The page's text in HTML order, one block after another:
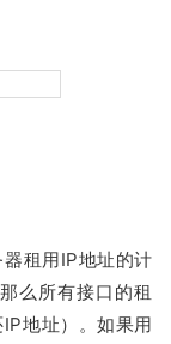
租用IP地址的计
么所有接口的租
地址）。如果用